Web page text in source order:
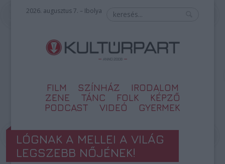
2026. augusztus 7. – Ibolya
FILM SZÍNHÁZ
IRODALOM
ZENE
TÁNC FOLK
KÉPZŐ
PODCAST
VIDEÓ GYERMEK
LÓGNAK A MELLEI A VILÁG
LEGSZEBB NŐJÉNEK!